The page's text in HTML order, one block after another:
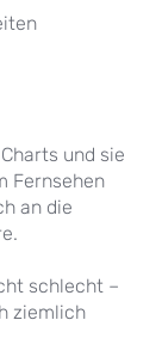
und sie
Fernsehen
an die
schlecht –
ziemlich